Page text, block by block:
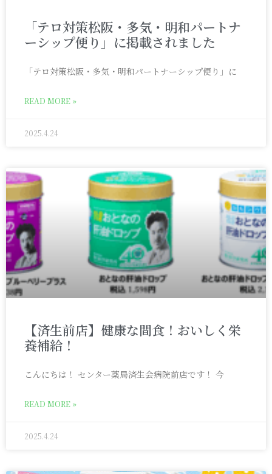
「テロ対策松阪・多気・明和パートナ
ーシップ便り」に掲載されました
「テロ対策松阪・多気・明和パートナーシップ便り」に
READ MORE »
2025.4.24
【済生前店】健康な間食！おいしく栄
養補給！
こんにちは！ センター薬局済生会病院前店です！ 今
READ MORE »
2025.4.24